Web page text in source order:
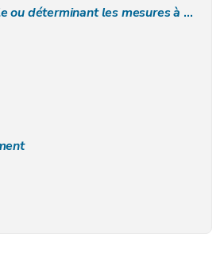
zonal portant sur plusieurs communes